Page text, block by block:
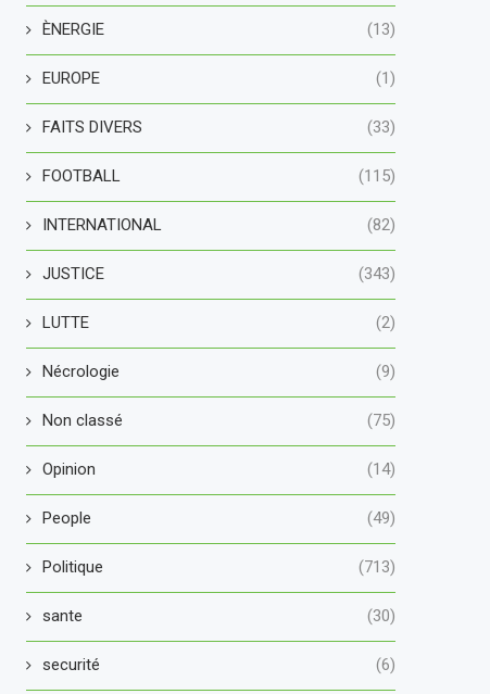
ÈNERGIE (13)
EUROPE (1)
FAITS DIVERS (33)
FOOTBALL (115)
INTERNATIONAL (82)
JUSTICE (343)
LUTTE (2)
Nécrologie (9)
Non classé (75)
Opinion (14)
People (49)
Politique (713)
sante (30)
securité (6)